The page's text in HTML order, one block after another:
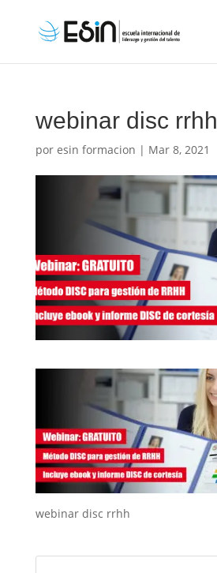
webinar disc rrhh
por esin formacion | Mar 8, 2021
webinar disc rrhh